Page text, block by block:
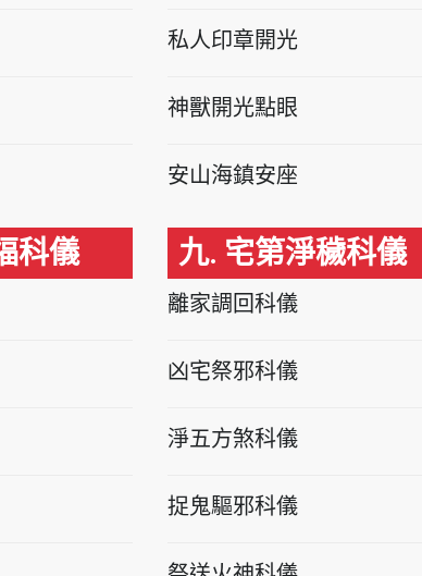
科儀
私人印章開光
神獸開光點眼
安山海鎮安座
九. 宅第淨穢科儀
離家調回科儀
凶宅祭邪科儀
淨五方煞科儀
捉鬼驅邪科儀